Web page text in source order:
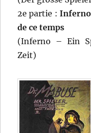
2e partie : Inferno
de ce temps
(Inferno – Ein
Zeit)